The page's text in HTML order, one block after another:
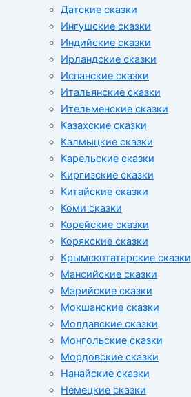
Датские сказки
Ингушские сказки
Индийские сказки
Ирландские сказки
Испанские сказки
Итальянские сказки
Ительменские сказки
Казахские сказки
Калмыцкие сказки
Карельские сказки
Киргизские сказки
Китайские сказки
Коми сказки
Корейские сказки
Корякские сказки
Крымскотатарские сказки
Мансийские сказки
Марийские сказки
Мокшанские сказки
Молдавские сказки
Монгольские сказки
Мордовские сказки
Нанайские сказки
Немецкие сказки